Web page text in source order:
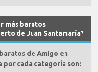
más baratos
de Juan Santamaría?
de Amigo en
por cada categoría son: